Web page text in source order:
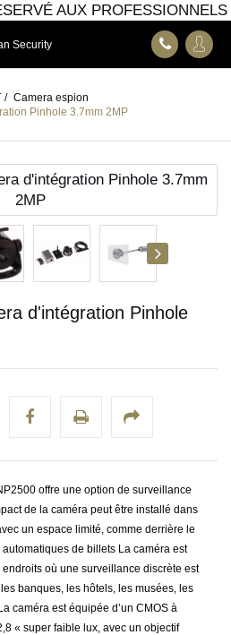
AUX PROFESSIONNELS
/ Camera espion
Pinhole 3.7mm 2MP
d'intégration Pinhole
offre une option de surveillance
de la caméra peut être installé dans
un espace limité, comme derrière le
de billets La caméra est
où une surveillance discrète est
banques, les hôtels, les musées, les
caméra est équipée d’un CMOS à
« super faible lux, avec un objectif